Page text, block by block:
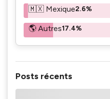
🇲🇽 Mexique2.6%
🌎 Autres17.4%
Posts récents